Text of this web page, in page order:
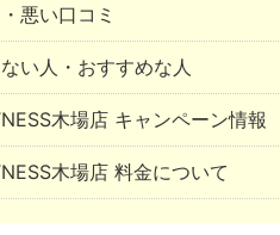
悪い口コミ
い人・おすすめな人
木場店 キャンペーン情報
木場店 料金について